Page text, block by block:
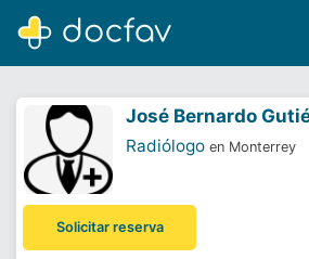
Software para
José Bernardo
Radiólogo en Monterrey
Solicitar reserva